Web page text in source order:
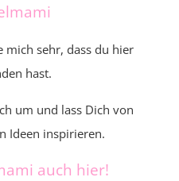
mich sehr, dass du hier
hast.
um und lass Dich von
Ideen inspirieren.
auch hier!